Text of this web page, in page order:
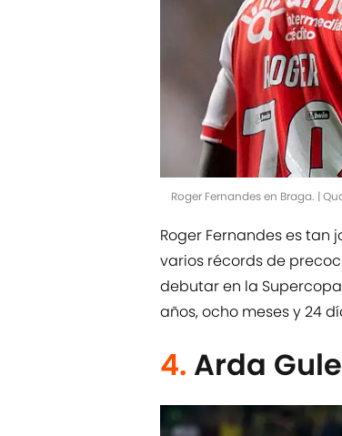
Roger Fernandes en Braga. |
Roger Fernandes es tan
varios récords de
debutar en la Supercopa
años, ocho meses y 24
4. Arda